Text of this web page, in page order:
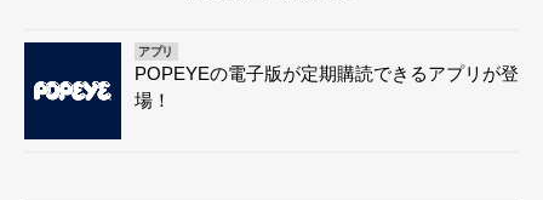
アプリ
POPEYEの電子版が定期購読できるアプリが登
場！